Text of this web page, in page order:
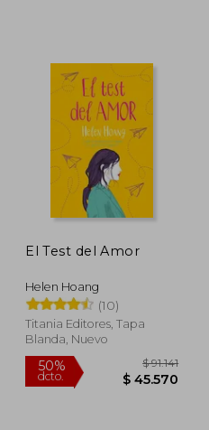
dcto.
El Test del Amor
Helen Hoang
(10)
Titania Editores, Tapa
Blanda, Nuevo